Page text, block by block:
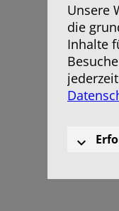
Unsere
die
Inhalte